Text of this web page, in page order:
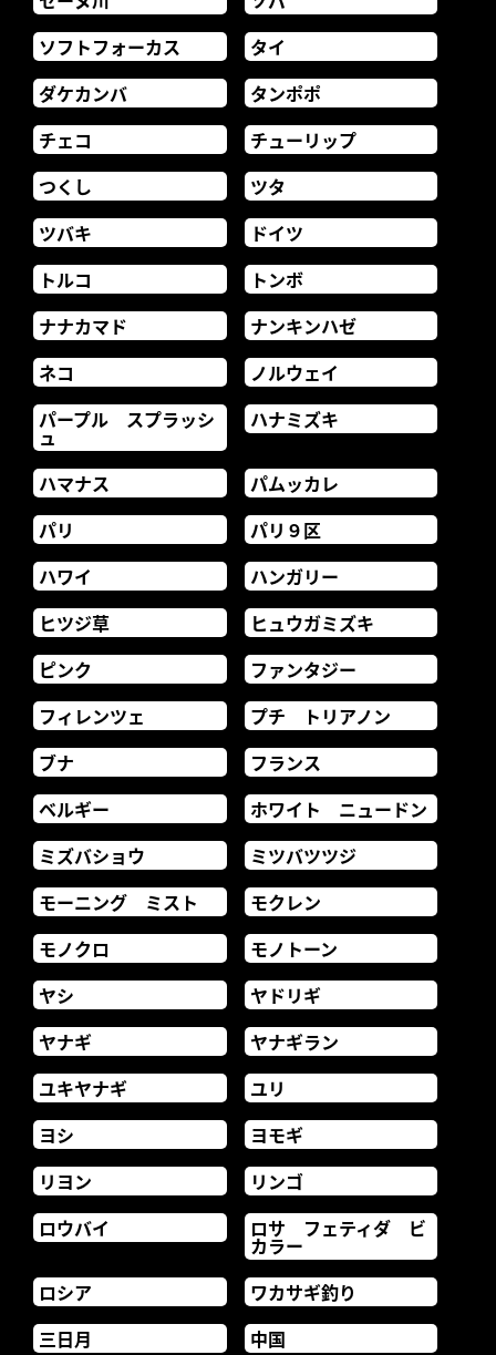
ソフトフォーカス
タイ
ダケカンバ
タンポポ
チェコ
チューリップ
つくし
ツタ
ツバキ
ドイツ
トルコ
トンボ
ナナカマド
ナンキンハゼ
ネコ
ノルウェイ
パープル スプラッシ
ュ
ハナミズキ
ハマナス
パムッカレ
パリ
パリ９区
ハワイ
ハンガリー
ヒツジ草
ヒュウガミズキ
ピンク
ファンタジー
フィレンツェ
プチ トリアノン
ブナ
フランス
ベルギー
ホワイト ニュードン
ミズバショウ
ミツバツツジ
モーニング ミスト
モクレン
モノクロ
モノトーン
ヤシ
ヤドリギ
ヤナギ
ヤナギラン
ユキヤナギ
ユリ
ヨシ
ヨモギ
リヨン
リンゴ
ロウバイ
ロサ フェティダ ビ
カラー
ロシア
ワカサギ釣り
三日月
中国